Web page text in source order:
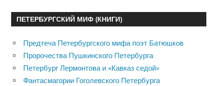
ПЕТЕРБУРГСКИЙ МИФ (КНИГИ)
Предтеча Петербургского мифа поэт Батюшков
Пророчества Пушкинского Петербурга
Петербург Лермонтова и «Кавказ седой»
Фантасмагории Гоголевского Петербурга